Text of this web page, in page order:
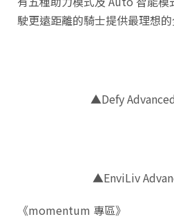
駛更遠距離的騎士提供最理想的
▲Defy
▲EnviLiv
《momentum 專區》